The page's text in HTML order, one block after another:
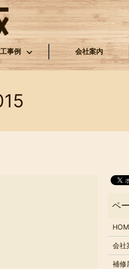
事例 会社案内
会社
補修